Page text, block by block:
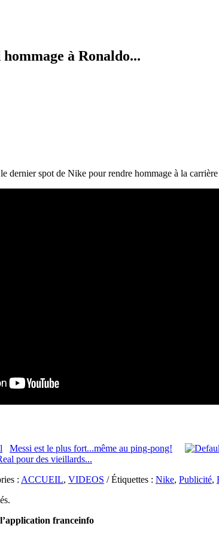
à Ronaldo...
dernier spot de Nike pour rendre hommage à la
Messi est le plus fort...même au ping-pong!
pour des vieillards...
: ACCUEIL, VIDEOS / Étiquettes : Nike, Publicité,
franceinfo